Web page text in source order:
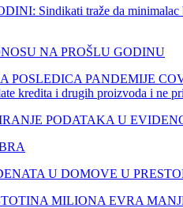
Sindikati traže da minimalac
NA PROŠLU GODINU
PANDEMIJE
kredita i drugih proizvoda i ne
PODATAKA U
U DOMOVE U
MILIONA EVRA